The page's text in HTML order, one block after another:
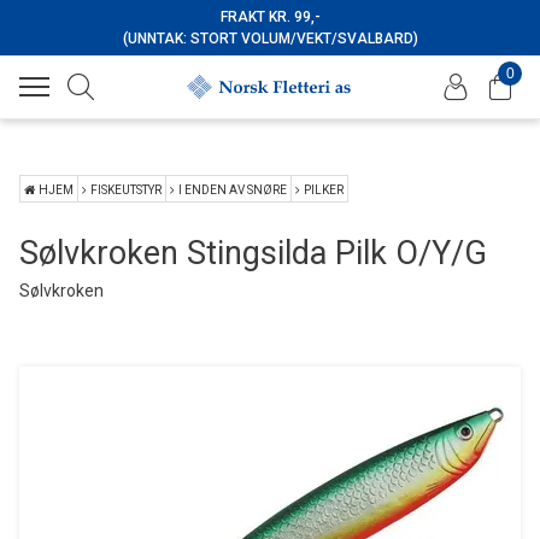
FRAKT KR. 99,-
(UNNTAK: STORT VOLUM/VEKT/SVALBARD)
0
HJEM FISKEUTSTYR I ENDEN AV SNØRE PILKER
Sølvkroken Stingsilda Pilk O/Y/G
Sølvkroken